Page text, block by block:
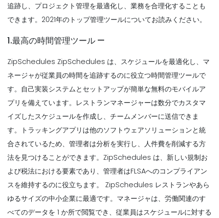
追跡し、プロジェクト管理を最適化し、業務を合理化することも
できます。2021年のトップ管理ツールについてお読みください。
1.最高の時間管理ツール —
ZipSchedules ZipSchedules は、スケジュールを最適化し、マ
ネージャが従業員の時間を追跡するのに役立つ時間管理ツールで
す。自己実装システムとセットアップが簡単な無料のモバイルア
プリを備えています。 レストランマネージャーは数分でカスタマ
イズしたスケジュールを作成し、チームメンバーに送信できま
す。トラッキングアプリは他のソフトウェアソリューションと統
合されているため、管理者は分析を実行し、人件費を削減する方
法を見つけることができます。ZipSchedules は、新しい規制お
よび税法における要素であり、管理者はFLSAへのコンプライアン
スを維持するのに役立ちます。
ZipSchedules レストランやあら
ゆるサイズの中小企業に最適です。マネージャは、労働関連のす
べてのデータを 1 か所で閲覧でき、従業員はスケジュールに対する